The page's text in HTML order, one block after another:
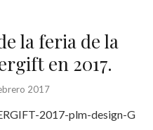
la feria de la
en 2017.
2017